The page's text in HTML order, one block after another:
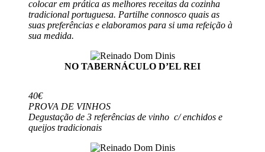
colocar em prática as melhores receitas da cozinha
tradicional portuguesa. Partilhe connosco quais as
suas preferências e elaboramos para si uma refeição à
sua medida.
NO TABERNÁCULO D’EL REI
40€
PROVA DE VINHOS
Degustação de 3 referências de vinho c/ enchidos e
queijos tradicionais